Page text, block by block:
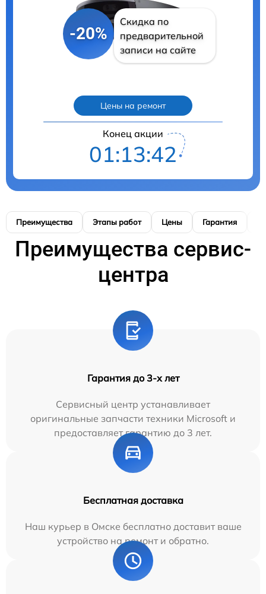
-20%
Скидка по
предварительной
записи на сайте
Цены на ремонт
Конец акции
01:13:41
Преимущества Этапы работ Цены Гарантия
Преимущества сервис-
центра
Гарантия до 3-х лет
Сервисный центр устанавливает
оригинальные запчасти техники Microsoft и
предоставляет гарантию до 3 лет.
Бесплатная доставка
Наш курьер в Омске бесплатно доставит ваше
устройство на ремонт и обратно.